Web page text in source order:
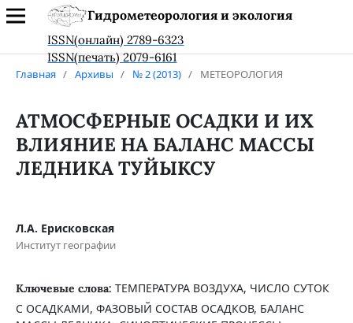
Гидрометеорология и экология
ISSN(онлайн) 2789-6323
ISSN(печать) 2079-6161
Главная / Архивы / № 2 (2013) / МЕТЕОРОЛОГИЯ
АТМОСФЕРНЫЕ ОСАДКИ И ИХ
ВЛИЯНИЕ НА БАЛАНС МАССЫ
ЛЕДНИКА ТУЙЫКСУ
Л.А. Ерисковская
Институт географии
Ключевые слова: ТЕМПЕРАТУРА ВОЗДУХА, ЧИСЛО СУТОК
С ОСАДКАМИ, ФАЗОВЫЙ СОСТАВ ОСАДКОВ, БАЛАНС